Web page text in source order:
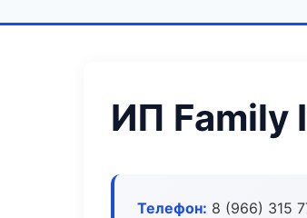
ИП Family
Телефон: 8 (966) 315